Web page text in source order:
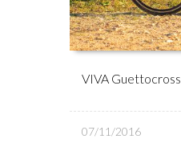
VIVA Guettocross
07/11/2016